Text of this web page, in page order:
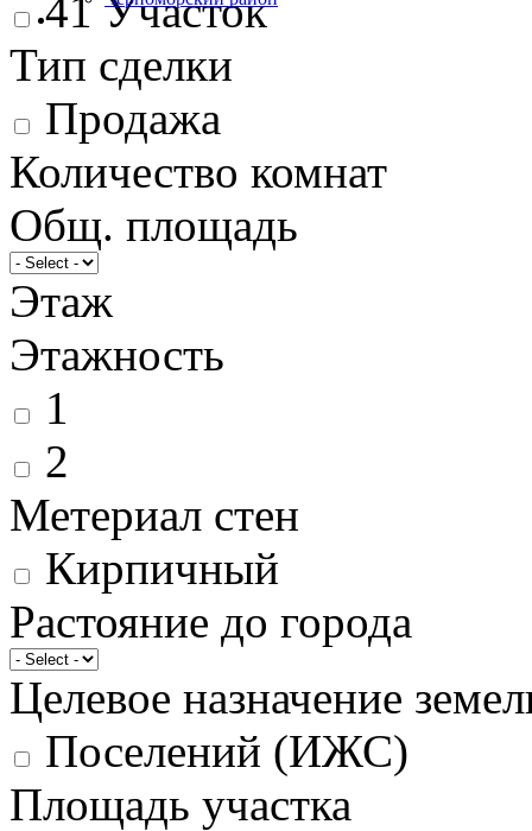
41 Участок
Тип сделки
Продажа
Количество комнат
Общ. площадь
Этаж
Этажность
1
2
Метериал стен
Кирпичный
Растояние до города
Целевое назначение
Поселений (ИЖС)
Площадь участка